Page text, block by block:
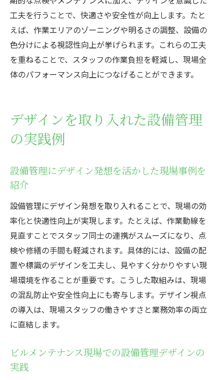
工夫を行うことで、快適さや安全性が向上します。たと
えば、作業エリアのゾーニングや明るさの調整、設備の
色分けによる視認性向上が挙げられます。これらの工夫
を重ねることで、スタッフの作業負担を軽減し、現場全
体のパフォーマンス向上につなげることができます。
デザインを取り入れた設備管理
の実践例
設備管理にデザイン発想を活かした現場事例を
紹介
設備管理にデザイン発想を取り入れることで、現場の効
率化と快適性向上が実現します。たとえば、作業動線を
見直すことでスタッフ同士の連携がスムーズになり、点
検や修繕の手間も軽減されます。具体的には、設備の配
置や標識のデザインを工夫し、見やすく分かりやすい現
場環境を作ることが重要です。こうした取組みは、現場
の混乱防止や安全性向上にも寄与します。デザイン視点
の導入は、現場スタッフの働きやすさと業務効率の両立
に直結します。
ビルメンテナンス現場での設備管理デザインの
実践